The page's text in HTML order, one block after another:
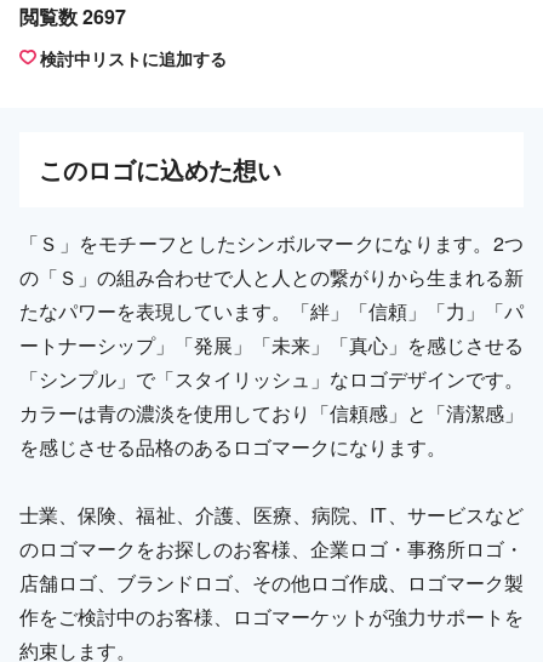
閲覧数 2697
検討中リストに追加する
このロゴに込めた想い
「Ｓ」をモチーフとしたシンボルマークになります。2つ
の「Ｓ」の組み合わせで人と人との繋がりから生まれる新
たなパワーを表現しています。「絆」「信頼」「力」「パ
ートナーシップ」「発展」「未来」「真心」を感じさせる
「シンプル」で「スタイリッシュ」なロゴデザインです。
カラーは青の濃淡を使用しており「信頼感」と「清潔感」
を感じさせる品格のあるロゴマークになります。
士業、保険、福祉、介護、医療、病院、IT、サービスなど
のロゴマークをお探しのお客様、企業ロゴ・事務所ロゴ・
店舗ロゴ、ブランドロゴ、その他ロゴ作成、ロゴマーク製
作をご検討中のお客様、ロゴマーケットが強力サポートを
約束します。